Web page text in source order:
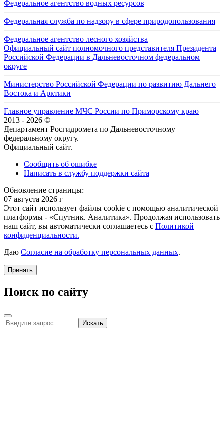
Федеральное агентство водных ресурсов
Федеральная служба по надзору в сфере природопользования
Федеральное агентство лесного хозяйства
Официальный сайт полномочного представителя Президента
Российской Федерации в Дальневосточном федеральном
округе
Министерство Российской Федерации по развитию Дальнего
Востока и Арктики
Главное управление МЧС России по Приморскому краю
2013 - 2026 ©
Департамент Росгидромета по Дальневосточному
федеральному округу.
Официальный сайт.
Сообщить об ошибке
Написать в службу поддержки сайта
Обновление страницы:
07 августа 2026 г
Этот сайт использует файлы cookie с помощью аналитической
платформы - «Спутник. Аналитика». Продолжая использовать
наш сайт, вы автоматически соглашаетесь с Политикой
конфиденциальности.
Даю Согласие на обработку персональных данных.
Принять
Поиск по сайту